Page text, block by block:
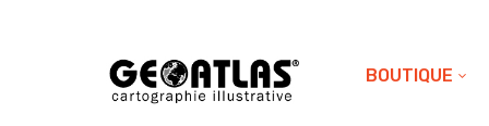
BOUTIQUE